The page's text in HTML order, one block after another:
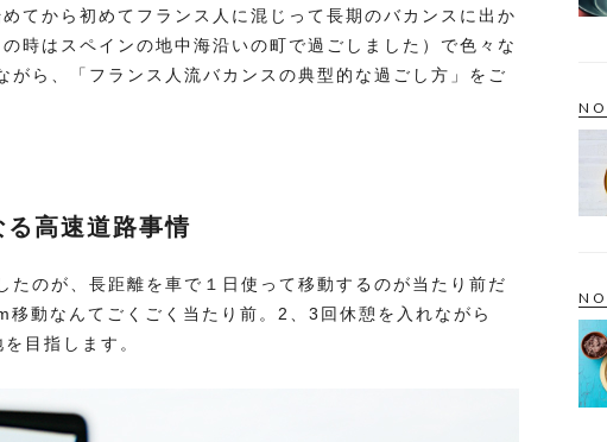
てから初めてフランス人に混じって長期のバカンスに出か
時はスペインの地中海沿いの町で過ごしました）で色々な
がら、「フランス人流バカンスの典型的な過ごし方」をご
る高速道路事情
たのが、長距離を車で１日使って移動するのが当たり前だ
動なんてごくごく当たり前。2、3回休憩を入れながら
目指します。